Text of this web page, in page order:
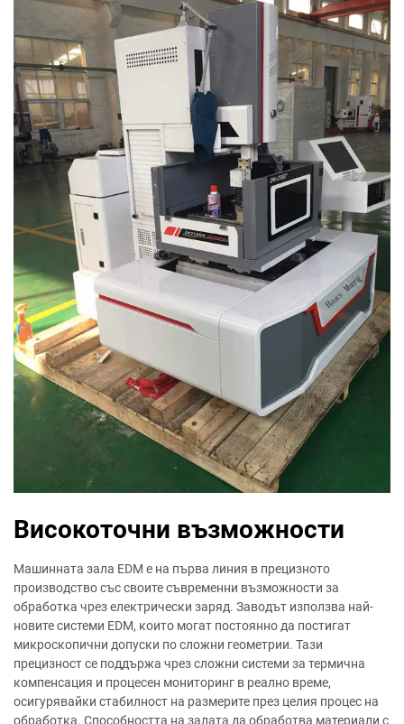
Високоточни възможности
Машинната зала EDM е на първа линия в прецизното
производство със своите съвременни възможности за
обработка чрез електрически заряд. Заводът използва най-
новите системи EDM, които могат постоянно да постигат
микроскопични допуски по сложни геометрии. Тази
прецизност се поддържа чрез сложни системи за термична
компенсация и процесен мониторинг в реално време,
осигурявайки стабилност на размерите през целия процес на
обработка. Способността на залата да обработва материали с